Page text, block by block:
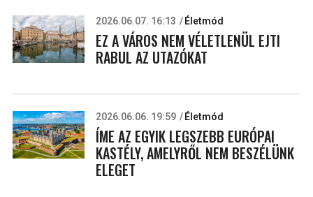
2026.06.07. 16:13 Életmód
EZ A VÁROS NEM VÉLETLENÜL EJTI
RABUL AZ UTAZÓKAT
2026.06.06. 19:59 Életmód
ÍME AZ EGYIK LEGSZEBB EURÓPAI
KASTÉLY, AMELYRŐL NEM BESZÉLÜNK
ELEGET